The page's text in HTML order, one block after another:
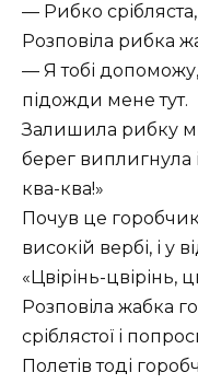
— Рибко
Розповіла рибка
— Я тобі
підожди мене тут.
Залишила рибку
берег виплигнула
ква-ква!»
Почув це
високій вербі, і у
«Цвірінь-цвірінь,
Розповіла жабка
сріблястої і
Полетів тоді